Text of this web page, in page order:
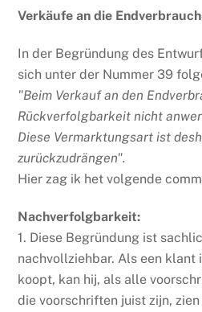
Verkäufe an die
In der Begründung des
sich unter der Nummer 39
"Beim Verkauf an den
Rückverfolgbarkeit nicht
Diese Vermarktungsart ist
zurückzudrängen".
Hier zag ik het volgende
Nachverfolgbarkeit:
1. Diese Begründung ist
nachvollziehbar. Als een klant
koopt, kan hij, als alle
die voorschriften juist zijn,